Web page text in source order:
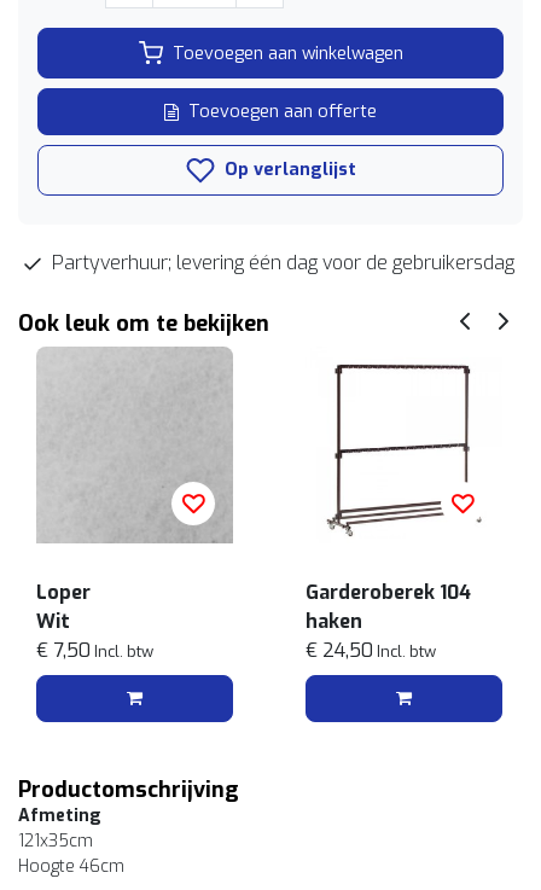
Toevoegen aan winkelwagen
Toevoegen aan offerte
Op verlanglijst
Partyverhuur; levering één dag voor de gebruikersdag
Ook leuk om te bekijken
Loper
Wit
€ 7,50 Incl. btw
Garderoberek 104
haken
€ 24,50 Incl. btw
Productomschrijving
Afmeting
121x35cm
Hoogte 46cm